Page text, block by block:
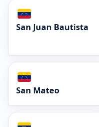
San Juan Bautista
San Mateo